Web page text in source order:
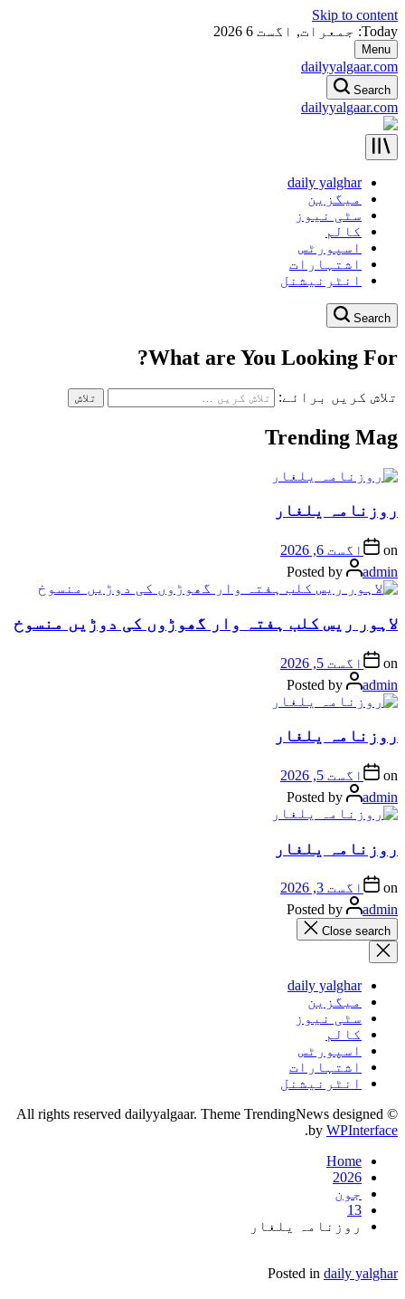
Skip to content
Today: جمعرات, اگست 6 2026
Menu
dailyyalgaar.com
Search
dailyyalgaar.com
daily yalghar
میگزین
سٹی نیوز
کالم
اسپورٹس
اشتہارات
انٹرنیشنل
Search
What are You Looking For?
تلاش کریں برائے:
Trending Mag
روزنامہ یلغار
on
اگست 6, 2026
Posted by
admin
لاہور ریس کلب ہفتہ وار گھوڑوں کی دوڑیں منسوخ
on
اگست 5, 2026
Posted by
admin
روزنامہ یلغار
on
اگست 5, 2026
Posted by
admin
روزنامہ یلغار
on
اگست 3, 2026
Posted by
admin
Close search
daily yalghar
میگزین
سٹی نیوز
کالم
اسپورٹس
اشتہارات
انٹرنیشنل
© All rights reserved dailyyalgaar. Theme TrendingNews designed
by WPInterface
.
Home
2026
جون
13
روزنامہ یلغار
Posted in daily yalghar